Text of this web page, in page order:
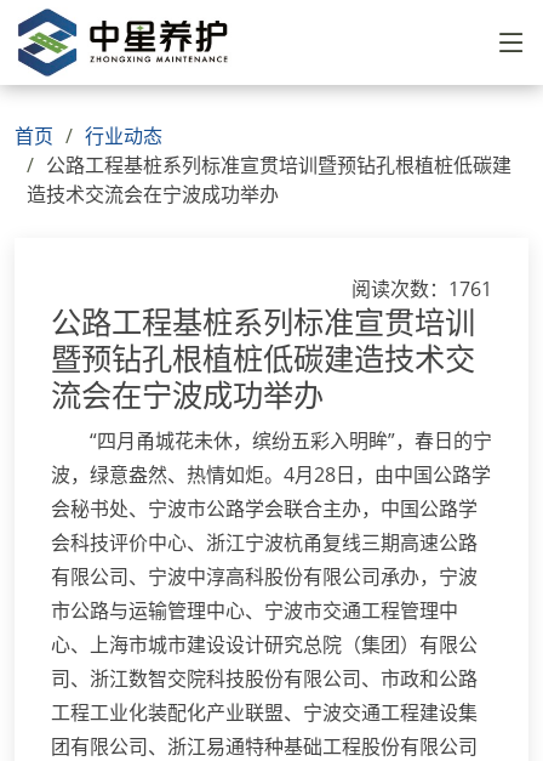
首页
行业动态
公路工程基桩系列标准宣贯培训暨预钻孔根植桩低碳建
造技术交流会在宁波成功举办
阅读次数：1761
公路工程基桩系列标准宣贯培训
暨预钻孔根植桩低碳建造技术交
流会在宁波成功举办
“四月甬城花未休，缤纷五彩入明眸”，春日的宁
波，绿意盎然、热情如炬。4月28日，由中国公路学
会秘书处、宁波市公路学会联合主办，中国公路学
会科技评价中心、浙江宁波杭甬复线三期高速公路
有限公司、宁波中淳高科股份有限公司承办，宁波
市公路与运输管理中心、宁波市交通工程管理中
心、上海市城市建设设计研究总院（集团）有限公
司、浙江数智交院科技股份有限公司、市政和公路
工程工业化装配化产业联盟、宁波交通工程建设集
团有限公司、浙江易通特种基础工程股份有限公司